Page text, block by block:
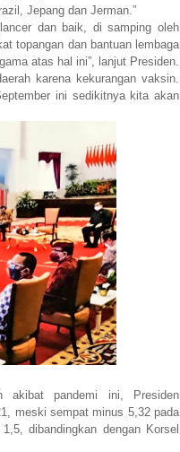
Jepang dan Jerman.”
dan baik, di samping oleh
topangan dan bantuan lembaga
atas hal ini”, lanjut Presiden.
karena kekurangan vaksin.
ini sedikitnya kita akan
akibat pandemi ini, Presiden
meski sempat minus 5,32 pada
dibandingkan dengan Korsel